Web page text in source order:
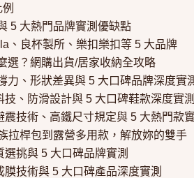
5 大熱門品牌實測優缺點
、良杯製所、樂扣樂扣等 5 大品牌
選？網購出貨/居家收納全攻略
、形狀差異與 5 大口碑品牌深度實
、防滑設計與 5 大口碑鞋款深度實測
技術、高鐵尺寸規定與 5 大熱門款
拉桿包到露營多用款，解放妳的雙手
挑與 5 大口碑品牌實測
技術與 5 大口碑產品深度實測